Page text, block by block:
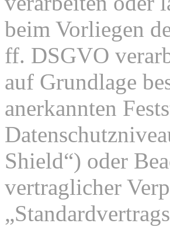
beim Vorliegen
ff. DSGVO
auf Grundlage
anerkannten
Shield“) oder
vertraglicher